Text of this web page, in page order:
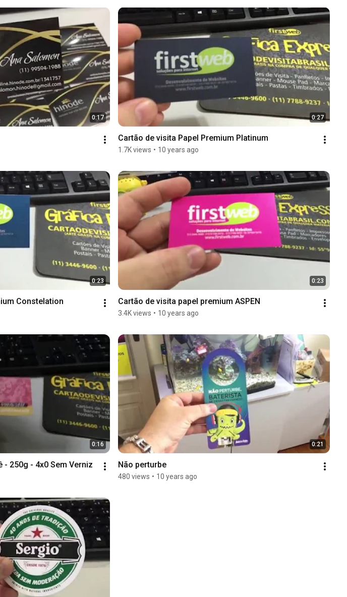
0:17 0:27
Cartão de visita Papel Premium Platinum
1.7K views • 10 years ago
0:23
Constelation
0:23
Cartão de visita papel premium ASPEN
3.4K views • 10 years ago
0:16
- 250g - 4x0 Sem Verniz
0:21
Não perturbe
480 views • 10 years ago